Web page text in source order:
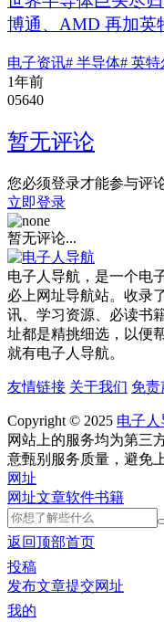
博通、AMD 再加英
电子资讯# 半导体# 英特
1年前
05640
暂无评论
您必须登录才能参与评
立即登录
暂无评论...
电子人导航，是一个电
必上网址导航站。收录
讯、学习资源、必读书
址都是精挑细选，以便
就有电子人导航。
友情链接 关于我们 免责
Copyright © 2025 电子人
网站上的服务均为第三
意甄别服务质量，避免
网址
网址文章软件书籍
返回顶部首页
投稿
发布文章提交网址
我的